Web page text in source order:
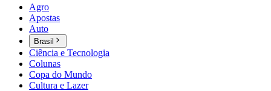
Agro
Apostas
Auto
Brasil
Ciência e Tecnologia
Colunas
Copa do Mundo
Cultura e Lazer